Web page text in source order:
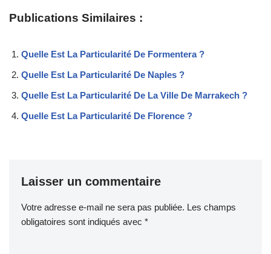
Publications Similaires :
Quelle Est La Particularité De Formentera ?
Quelle Est La Particularité De Naples ?
Quelle Est La Particularité De La Ville De Marrakech ?
Quelle Est La Particularité De Florence ?
Laisser un commentaire
Votre adresse e-mail ne sera pas publiée. Les champs
obligatoires sont indiqués avec *